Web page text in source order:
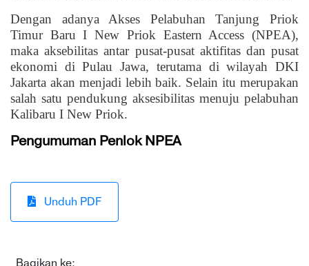
Dengan adanya Akses Pelabuhan Tanjung Priok
Timur Baru I New Priok Eastern Access (NPEA),
maka aksebilitas antar pusat-pusat aktifitas dan pusat
ekonomi di Pulau Jawa, terutama di wilayah DKI
Jakarta akan menjadi lebih baik. Selain itu merupakan
salah satu pendukung aksesibilitas menuju pelabuhan
Kalibaru I New Priok.
Pengumuman Penlok NPEA
Unduh PDF
Bagikan ke: